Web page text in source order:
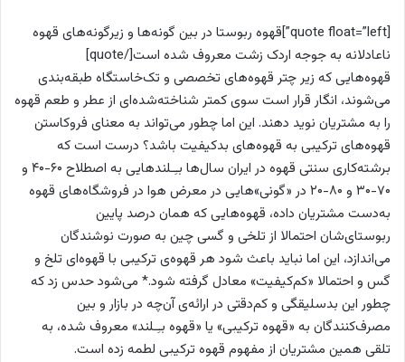
[quote float=”left”]قهوه ربوستا در بین گونه‌ها و زیرگونه‌های قهوه
ناعادلانه به جوجه اردک زشت معروف شده است[/quote]
قهوه‌هایی که زیر چتر قهوه‌های تخصصی و تک‌خاستگاه طبقه‌بندی
می‌شوند، انگار قرار است سوی کمتر شناخته‌شده‌ای از عطر و طعم قهوه
را به مشتریان نوید دهند. این اما چطور می‌تواند به معنای فروکاستن
قهوه‌های ترکیبی به قهوه‌های بدکیفیت باشد؟ درست است که
برشته‌کاری سنتی قهوه در ایران سال‌ها بـِـلندهایی به اصطلاح ۶۰-۴۰ و
۷۰-۳۰ و ۸۰-۲۰ در «گونی»هایی در معرض هوا در فروشگاه‌های قهوه
به‌دست مشتریان داده، قهوه‌هایی که همان درصد پایین
ربوستای‌شان احتمالا از تلخی و گسی چین به صورت نوشندگان
می‌اندازد، این اما نباید باعث شود هر قهوه‌ی ترکیبی با قهوه‌ای تلخ و
گس و احتمالا «کم‌کیفیت» معادل گرفته شود.* می‌شود حدس زد که
چطور این بدسلیقگی و کم‌دقتی در ارائه‌ی آن‌چه در بازار و بین
مصرف‌کنندگان به «قهوه ترکیبی» یا «قهوه بـِـلند» معروف شده، به
تلقی همین مشتریان از مفهوم قهوه ترکیبی لطمه زده است.